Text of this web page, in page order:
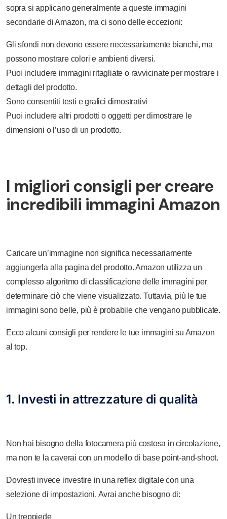
sopra si applicano generalmente a queste immagini
secondarie di Amazon, ma ci sono delle eccezioni:
Gli sfondi non devono essere necessariamente bianchi, ma
possono mostrare colori e ambienti diversi.
Puoi includere immagini ritagliate o ravvicinate per mostrare i
dettagli del prodotto.
Sono consentiti testi e grafici dimostrativi
Puoi includere altri prodotti o oggetti per dimostrare le
dimensioni o l’uso di un prodotto.
I migliori consigli per creare
incredibili immagini Amazon
Caricare un’immagine non significa necessariamente
aggiungerla alla pagina del prodotto. Amazon utilizza un
complesso algoritmo di classificazione delle immagini per
determinare ciò che viene visualizzato. Tuttavia, più le tue
immagini sono belle, più è probabile che vengano pubblicate.
Ecco alcuni consigli per rendere le tue immagini su Amazon
al top.
1. Investi in attrezzature di qualità
Non hai bisogno della fotocamera più costosa in circolazione,
ma non te la caverai con un modello di base point-and-shoot.
Dovresti invece investire in una reflex digitale con una
selezione di impostazioni. Avrai anche bisogno di:
Un treppiede